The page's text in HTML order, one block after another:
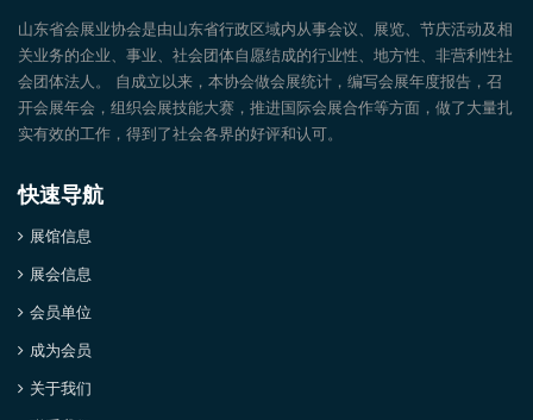
山东省会展业协会是由山东省行政区域内从事会议、展览、节庆活动及相
关业务的企业、事业、社会团体自愿结成的行业性、地方性、非营利性社
会团体法人。 自成立以来，本协会做会展统计，编写会展年度报告，召
开会展年会，组织会展技能大赛，推进国际会展合作等方面，做了大量扎
实有效的工作，得到了社会各界的好评和认可。
快速导航
展馆信息
展会信息
会员单位
成为会员
关于我们